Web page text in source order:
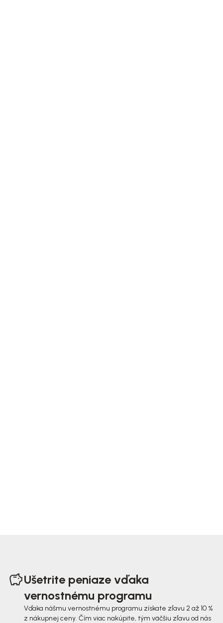
Ušetrite peniaze vďaka
vernostnému programu
Vďaka nášmu vernostnému programu získate zľavu 2 až 10 %
z nákupnej ceny. Čím viac nakúpite, tým väčšiu zľavu od nás